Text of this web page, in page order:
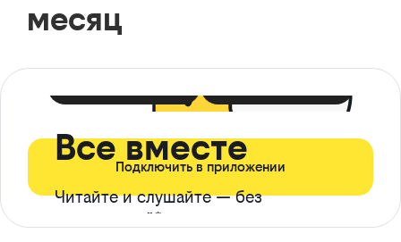
месяц
Все вместе
Читайте и слушайте — без
ограничений*
Подключить в приложении